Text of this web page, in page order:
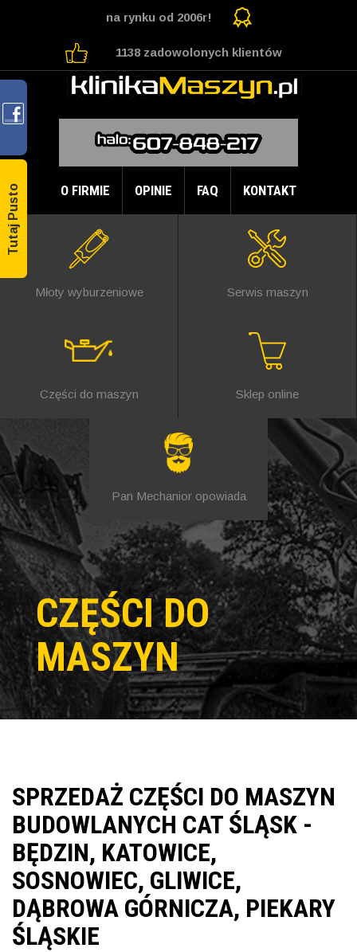
Tutaj Pusto
na rynku od 2006r!
1138 zadowolonych klientów
O FIRMIE OPINIE FAQ KONTAKT
Młoty wyburzeniowe Serwis maszyn
Części do maszyn Sklep online
Pan Mechanior opowiada
CZĘŚCI DO
MASZYN
SPRZEDAŻ CZĘŚCI DO MASZYN
BUDOWLANYCH CAT ŚLĄSK -
BĘDZIN, KATOWICE,
SOSNOWIEC, GLIWICE,
DĄBROWA GÓRNICZA, PIEKARY
ŚLĄSKIE